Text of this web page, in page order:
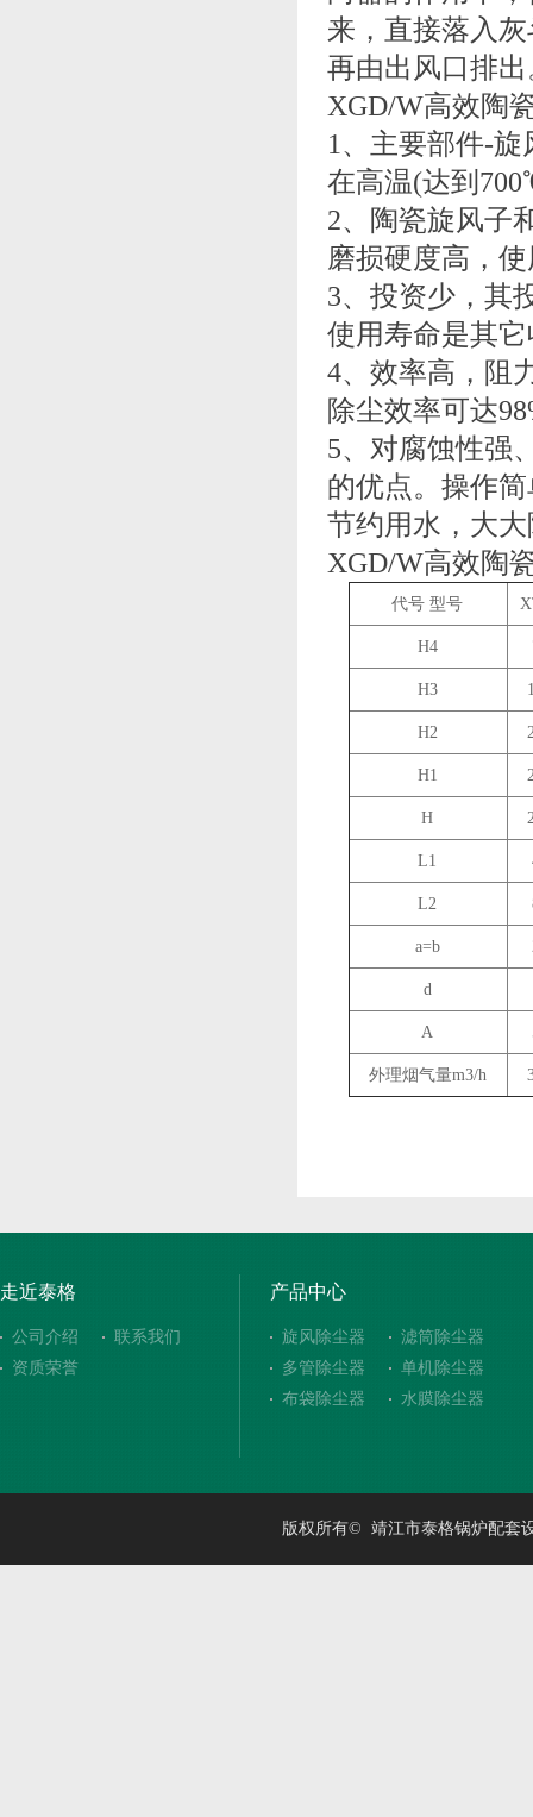
来，直接落入
再由出风口排出
XGD/W高效陶
1、主要部件-
在高温(达到
2、陶瓷旋风子
磨损硬度高，
3、投资少，其
使用寿命是其
4、效率高，阻
除尘效率可达
5、对腐蚀性强
的优点。操作
节约用水，大
XGD/W高效陶
代号 型号
H4
H3
H2
H1
H
L1
L2
a=b
d
A
外理烟气量m3/h
走近泰格
公司介绍
资质荣誉
联系我们
产品中心
旋风除尘器
多管除尘器
布袋除尘器
滤筒除尘器
单机除尘器
水膜除尘器
版权所有© 靖江市泰格锅炉配套